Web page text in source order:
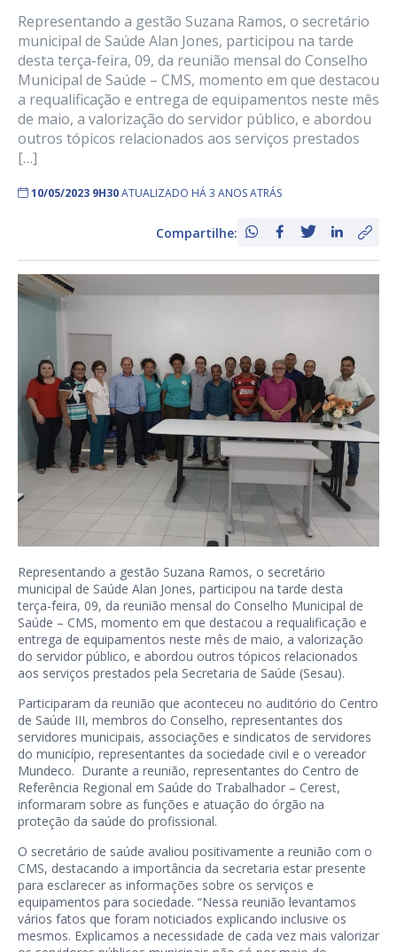
Representando a gestão Suzana Ramos, o secretário
municipal de Saúde Alan Jones, participou na tarde
desta terça-feira, 09, da reunião mensal do Conselho
Municipal de Saúde – CMS, momento em que destacou
a requalificação e entrega de equipamentos neste mês
de maio, a valorização do servidor público, e abordou
outros tópicos relacionados aos serviços prestados
[…]
10/05/2023 9H30ATUALIZADO HÁ 3 ANOS ATRÁS
Compartilhe:
Representando a gestão Suzana Ramos, o secretário
municipal de Saúde Alan Jones, participou na tarde desta
terça-feira, 09, da reunião mensal do Conselho Municipal de
Saúde – CMS, momento em que destacou a requalificação e
entrega de equipamentos neste mês de maio, a valorização
do servidor público, e abordou outros tópicos relacionados
aos serviços prestados pela Secretaria de Saúde (Sesau).
Participaram da reunião que aconteceu no auditório do Centro
de Saúde III, membros do Conselho, representantes dos
servidores municipais, associações e sindicatos de servidores
do município, representantes da sociedade civil e o vereador
Mundeco. Durante a reunião, representantes do Centro de
Referência Regional em Saúde do Trabalhador – Cerest,
informaram sobre as funções e atuação do órgão na
proteção da saúde do profissional.
O secretário de saúde avaliou positivamente a reunião com o
CMS, destacando a importância da secretaria estar presente
para esclarecer as informações sobre os serviços e
equipamentos para sociedade. “Nessa reunião levantamos
vários fatos que foram noticiados explicando inclusive os
mesmos. Explicamos a necessidade de cada vez mais valorizar